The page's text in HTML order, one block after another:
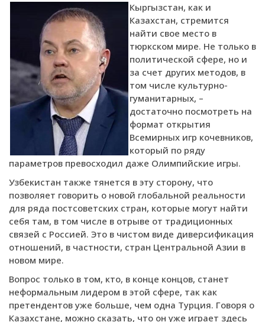
Кыргызстан, как и
Казахстан, стремится
найти свое место в
тюркском мире. Не только в
политической сфере, но и
за счет других методов, в
том числе культурно-
гуманитарных, –
достаточно посмотреть на
формат открытия
Всемирных игр кочевников,
который по ряду
параметров превосходил даже Олимпийские игры.
Узбекистан также тянется в эту сторону, что
позволяет говорить о новой глобальной реальности
для ряда постсоветских стран, которые могут найти
себя там, в том числе в отрыве от традиционных
связей с Россией. Это в чистом виде диверсификация
отношений, в частности, стран Центральной Азии в
новом мире.
Вопрос только в том, кто, в конце концов, станет
неформальным лидером в этой сфере, так как
претендентов уже больше, чем одна Турция. Говоря о
Казахстане, можно сказать, что он уже играет здесь